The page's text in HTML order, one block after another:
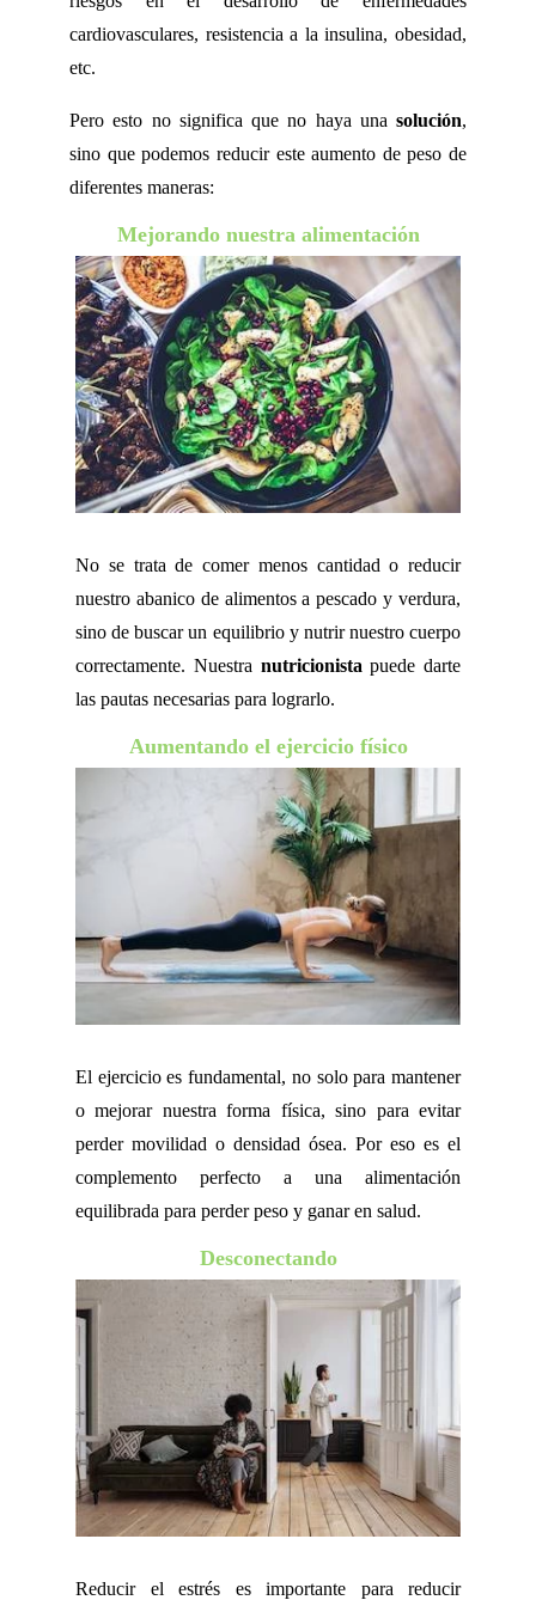
cardiovasculares, resistencia a la insulina, obesidad,
etc.
Pero esto no significa que no haya una solución,
sino que podemos reducir este aumento de peso de
diferentes maneras:
Mejorando nuestra alimentación
No se trata de comer menos cantidad o reducir
nuestro abanico de alimentos a pescado y verdura,
sino de buscar un equilibrio y nutrir nuestro cuerpo
correctamente. Nuestra nutricionista puede darte
las pautas necesarias para lograrlo.
Aumentando el ejercicio físico
El ejercicio es fundamental, no solo para mantener
o mejorar nuestra forma física, sino para evitar
perder movilidad o densidad ósea. Por eso es el
complemento perfecto a una alimentación
equilibrada para perder peso y ganar en salud.
Desconectando
Reducir el estrés es importante para reducir